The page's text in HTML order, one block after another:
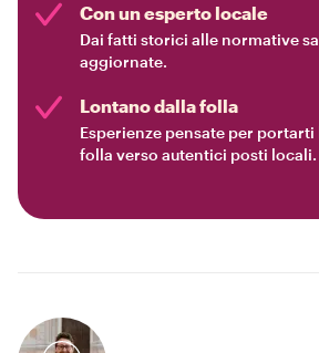
Con un esperto locale
Dai fatti storici alle normative
aggiornate.
Lontano dalla folla
Esperienze pensate per
folla verso autentici posti locali.